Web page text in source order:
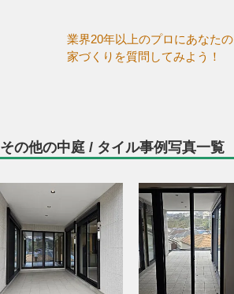
業界20年以上のプロにあなたの
家づくりを質問してみよう！
その他の中庭 / タイル事例写真一覧